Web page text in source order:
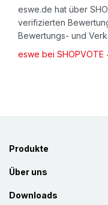
eswe.de hat über
verifizierten
Bewertungs- und
eswe bei SHOPVOTE
Produkte
Über uns
Downloads